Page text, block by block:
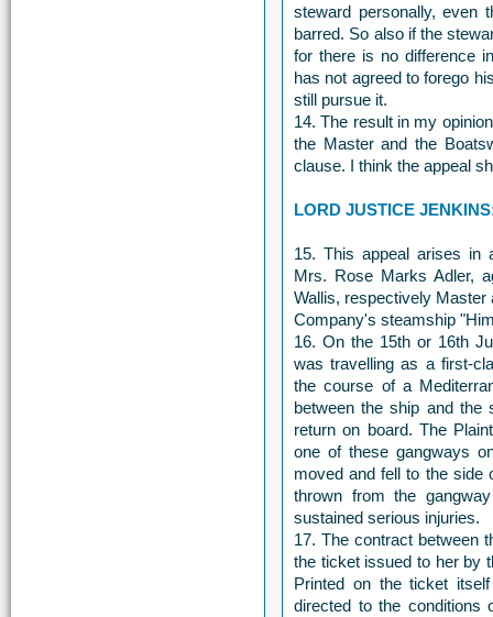
steward personally, even
barred. So also if the
for there is no difference
has not agreed to forego
still pursue it.
14. The result in my
the Master and the
clause. I think the appeal
LORD JUSTICE
15. This appeal arises in
Mrs. Rose Marks Adler,
Wallis, respectively Master
Company's steamship
16. On the 15th or 16th
was travelling as a first-
the course of a
between the ship and the
return on board. The
one of these gangways
moved and fell to the side
thrown from the
sustained serious injuries.
17. The contract between
the ticket issued to her by
Printed on the ticket
directed to the conditions